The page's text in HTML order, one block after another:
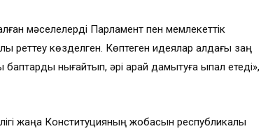
мәселелерді Парламент пен мемлекеттік
реттеу көзделген. Көптеген идеялар алдағы заң
нығайтып, әрі қарай дамытуға ықпал етеді»,
жаңа Конституцияның жобасын республикалық